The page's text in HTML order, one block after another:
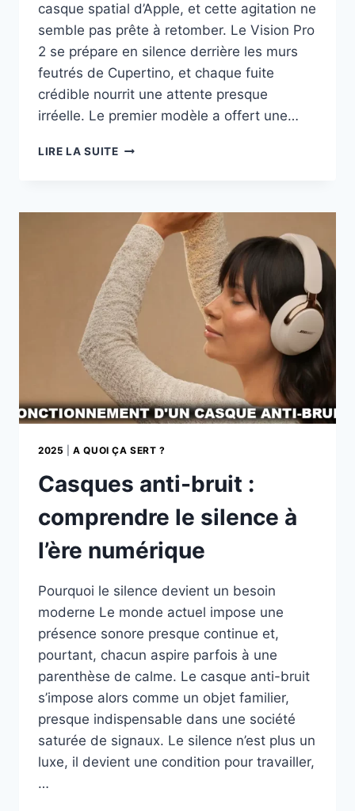
casque spatial d’Apple, et cette agitation ne
semble pas prête à retomber. Le Vision Pro
2 se prépare en silence derrière les murs
feutrés de Cupertino, et chaque fuite
crédible nourrit une attente presque
irréelle. Le premier modèle a offert une…
LIRE LA SUITEAPPLE
:
PREMIÈRES
FUITES
CRÉDIBLES
POUR
2026
2025 |A QUOI ÇA SERT ?
Casques anti-bruit :
comprendre le silence à
l’ère numérique
Pourquoi le silence devient un besoin
moderne Le monde actuel impose une
présence sonore presque continue et,
pourtant, chacun aspire parfois à une
parenthèse de calme. Le casque anti-bruit
s’impose alors comme un objet familier,
presque indispensable dans une société
saturée de signaux. Le silence n’est plus un
luxe, il devient une condition pour travailler,
…